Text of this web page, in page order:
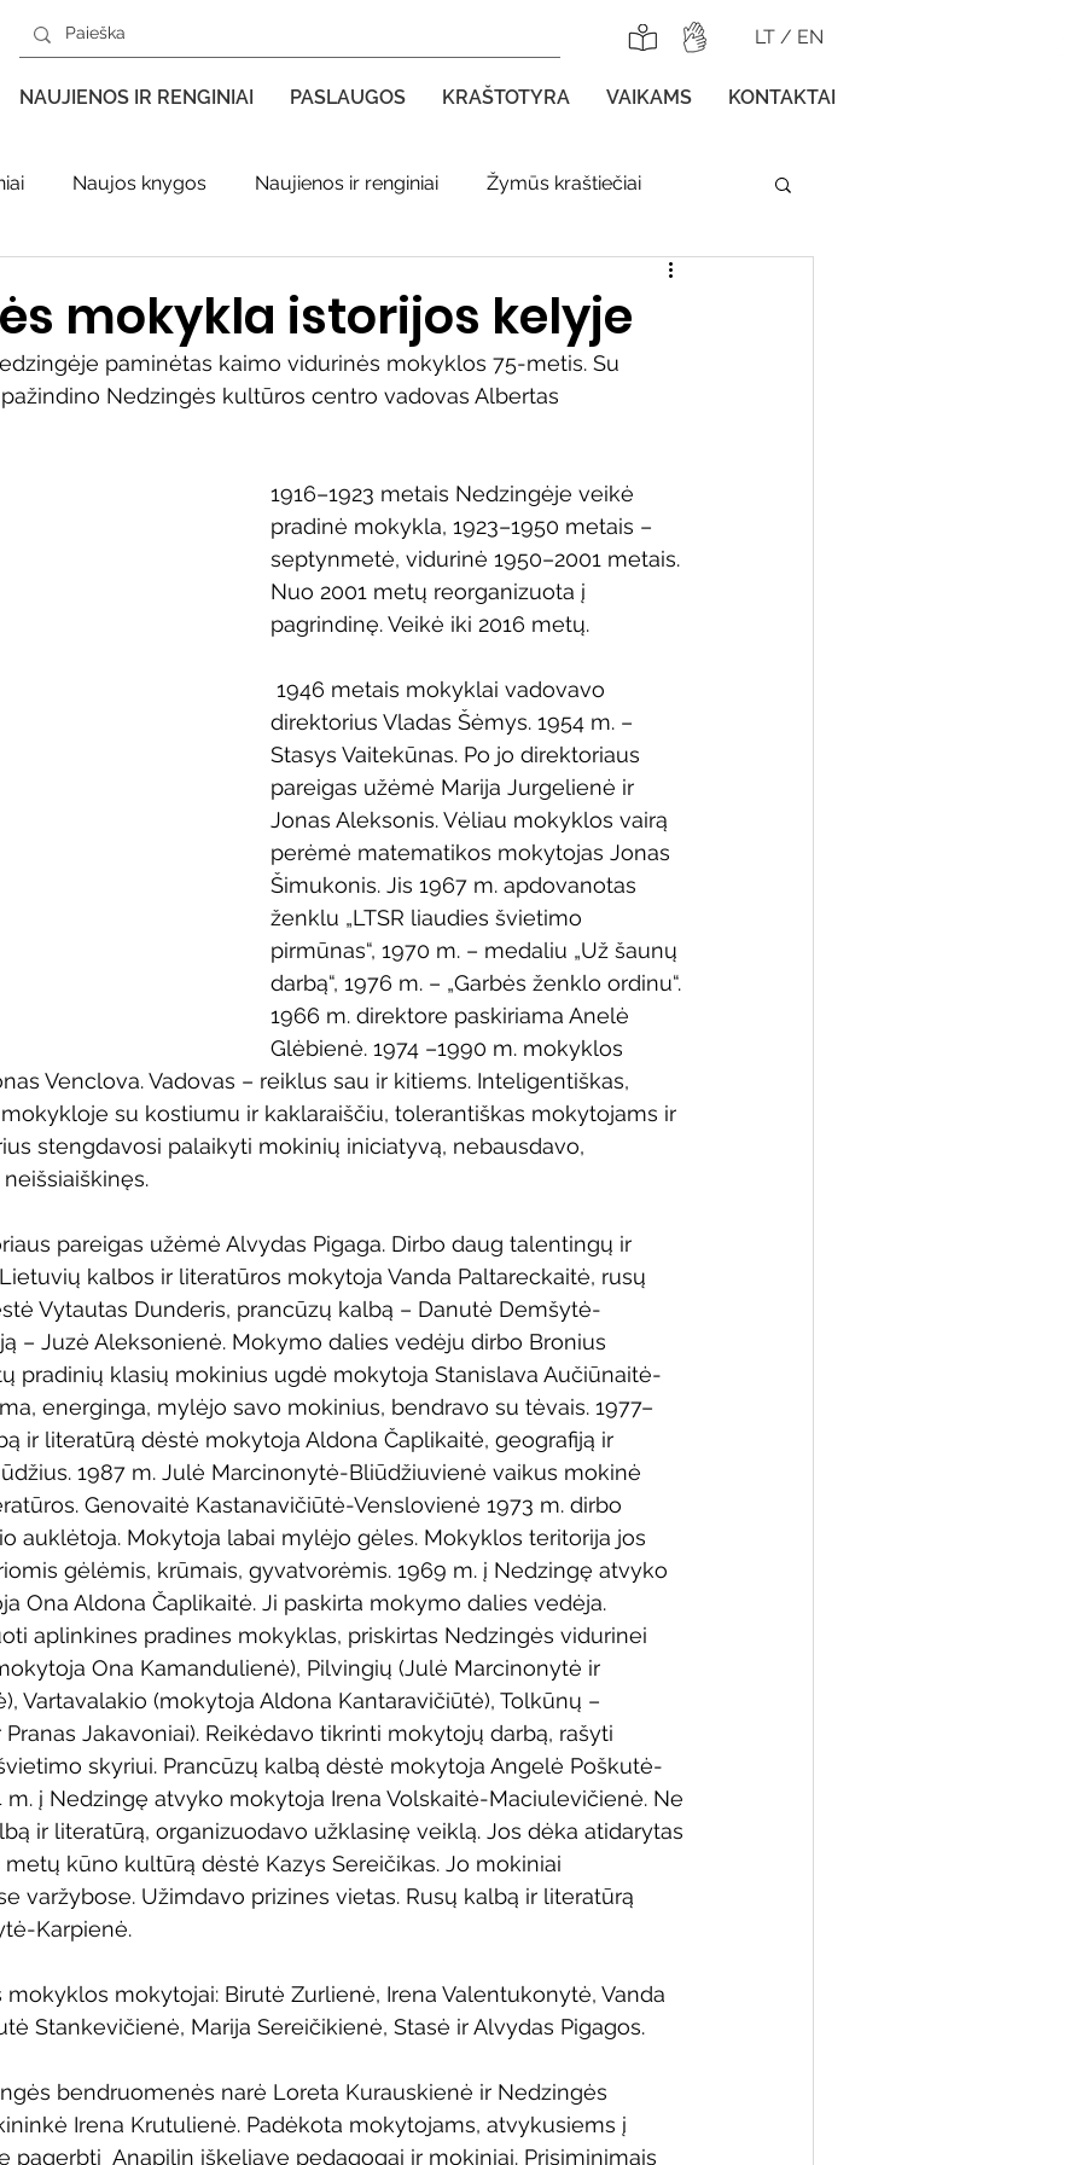
LT / EN
NAUJIENOS IR RENGINIAI PASLAUGOS KRAŠTOTYRA VAIKAMS KONTAKTAI
Naujos knygos Naujienos ir renginiai Žymūs kraštiečiai
Kilnojamos parodos
Adolfo Ramanausko–Vanago premija
Kaimo bibliotekų renginiai
mokykla istorijos kelyje
paminėtas kaimo vidurinės mokyklos 75-metis. Su
Nedzingės kultūros centro vadovas Albertas
1916–1923 metais Nedzingėje veikė
pradinė mokykla, 1923–1950 metais –
septynmetė, vidurinė 1950–2001 metais.
Nuo 2001 metų reorganizuota į
pagrindinę. Veikė iki 2016 metų.
1946 metais mokyklai vadovavo
direktorius Vladas Šėmys. 1954 m. –
Stasys Vaitekūnas. Po jo direktoriaus
pareigas užėmė Marija Jurgelienė ir
Jonas Aleksonis. Vėliau mokyklos vairą
perėmė matematikos mokytojas Jonas
Šimukonis. Jis 1967 m. apdovanotas
ženklu „LTSR liaudies švietimo
pirmūnas“, 1970 m. – medaliu „Už šaunų
darbą“, 1976 m. – „Garbės ženklo ordinu“.
1966 m. direktore paskiriama Anelė
Glėbienė. 1974 –1990 m. mokyklos
Venclova. Vadovas – reiklus sau ir kitiems. Inteligentiškas,
su kostiumu ir kaklaraiščiu, tolerantiškas mokytojams ir
stengdavosi palaikyti mokinių iniciatyvą, nebausdavo,
pareigas užėmė Alvydas Pigaga. Dirbo daug talentingų ir
kalbos ir literatūros mokytoja Vanda Paltareckaitė, rusų
Vytautas Dunderis, prancūzų kalbą – Danutė Demšytė-
– Juzė Aleksonienė. Mokymo dalies vedėju dirbo Bronius
pradinių klasių mokinius ugdė mokytoja Stanislava Aučiūnaitė-
energinga, mylėjo savo mokinius, bendravo su tėvais. 1977–
ir literatūrą dėstė mokytoja Aldona Čaplikaitė, geografiją ir
1987 m. Julė Marcinonytė-Bliūdžiuvienė vaikus mokinė
Genovaitė Kastanavičiūtė-Venslovienė 1973 m. dirbo
auklėtoja. Mokytoja labai mylėjo gėles. Mokyklos teritorija jos
gėlėmis, krūmais, gyvatvorėmis. 1969 m. į Nedzingę atvyko
Ona Aldona Čaplikaitė. Ji paskirta mokymo dalies vedėja.
aplinkines pradines mokyklas, priskirtas Nedzingės vidurinei
Ona Kamandulienė), Pilvingių (Julė Marcinonytė ir
Vartavalakio (mokytoja Aldona Kantaravičiūtė), Tolkūnų –
Jakavoniai). Reikėdavo tikrinti mokytojų darbą, rašyti
skyriui. Prancūzų kalbą dėstė mokytoja Angelė Poškutė-
m. į Nedzingę atvyko mokytoja Irena Volskaitė-Maciulevičienė. Ne
ir literatūrą, organizuodavo užklasinę veiklą. Jos dėka atidarytas
kūno kultūrą dėstė Kazys Sereičikas. Jo mokiniai
varžybose. Užimdavo prizines vietas. Rusų kalbą ir literatūrą
Karpienė.
mokytojai: Birutė Zurlienė, Irena Valentukonytė, Vanda
Stankevičienė, Marija Sereičikienė, Stasė ir Alvydas Pigagos.
bendruomenės narė Loreta Kurauskienė ir Nedzingės
Irena Krutulienė. Padėkota mokytojams, atvykusiems į
pagerbti  Anapilin iškeliavę pedagogai ir mokiniai. Prisiminimais